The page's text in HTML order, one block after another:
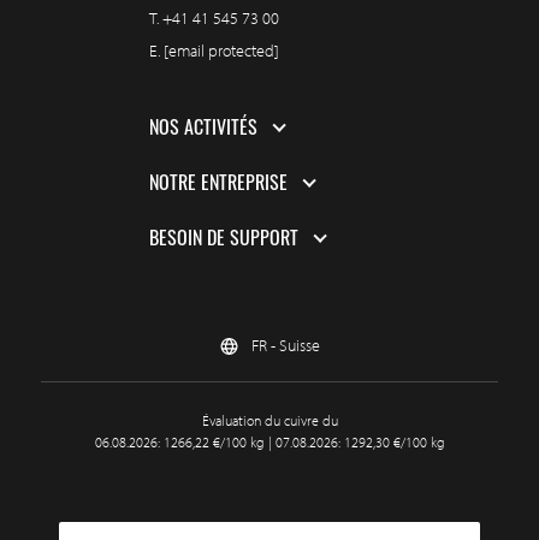
T.+41 41 545 73 00
E. [email protected]
NOS ACTIVITÉS
NOTRE ENTREPRISE
BESOIN DE SUPPORT
FR - Suisse
Évaluation du cuivre du
06.08.2026: 1266,22 €/100 kg | 07.08.2026: 1292,30 €/100 kg